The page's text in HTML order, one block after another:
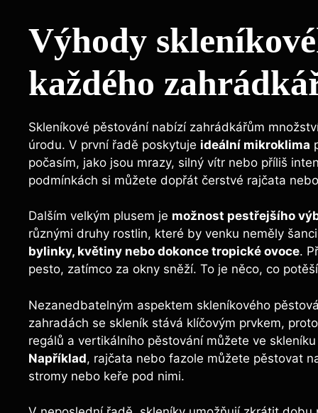
Výhody
každého
Skleníkové pěstování nabízí zahrádkářům
úrodu. V první řadě poskytuje ideální mikroklima
počasím, jako jsou mrazy, silný vítr nebo příliš
podmínkách si můžete dopřát čerstvé rajčata
Dalším velkým plusem je možnost pestřejšího
různými druhy rostlin, které by venku neměly
bylinky, květiny nebo dokonce tropické ovoce.
pesto, zatímco za okny sněží. To je něco, co
Nezanedbatelným aspektem skleníkového
zahradách se skleník stává klíčovým prvkem,
regálů a vertikálního pěstování můžete ve
Například, rajčata nebo fazole můžete pěstovat
stromy nebo keře pod nimi.